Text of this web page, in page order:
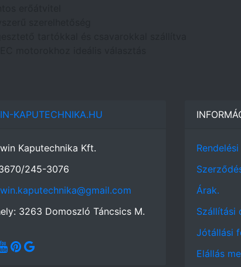
KAPUTECHNIKA.HU
Kaputechnika Kft.
245-3076
3263 Domoszló Táncsics M.
Árak.
Szállítási
Jótállási
Elállás